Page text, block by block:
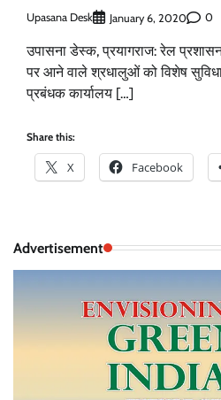
Upasana Desk January 6, 2020 0
उपासना डेस्क, प्रयागराज: रेल
पर आने वाले श्रधालुओं को विशेष
प्रबंधक कार्यालय […]
Share this:
X Facebook
Advertisement